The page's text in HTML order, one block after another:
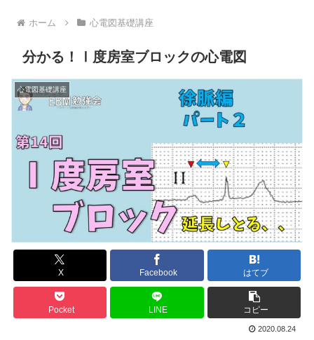
ホーム 心電図基礎講座
分かる！Ⅰ度房室ブロックの心電図
心電図基礎講座
X Facebook はてブ
Pocket LINE コピー
2020.08.24